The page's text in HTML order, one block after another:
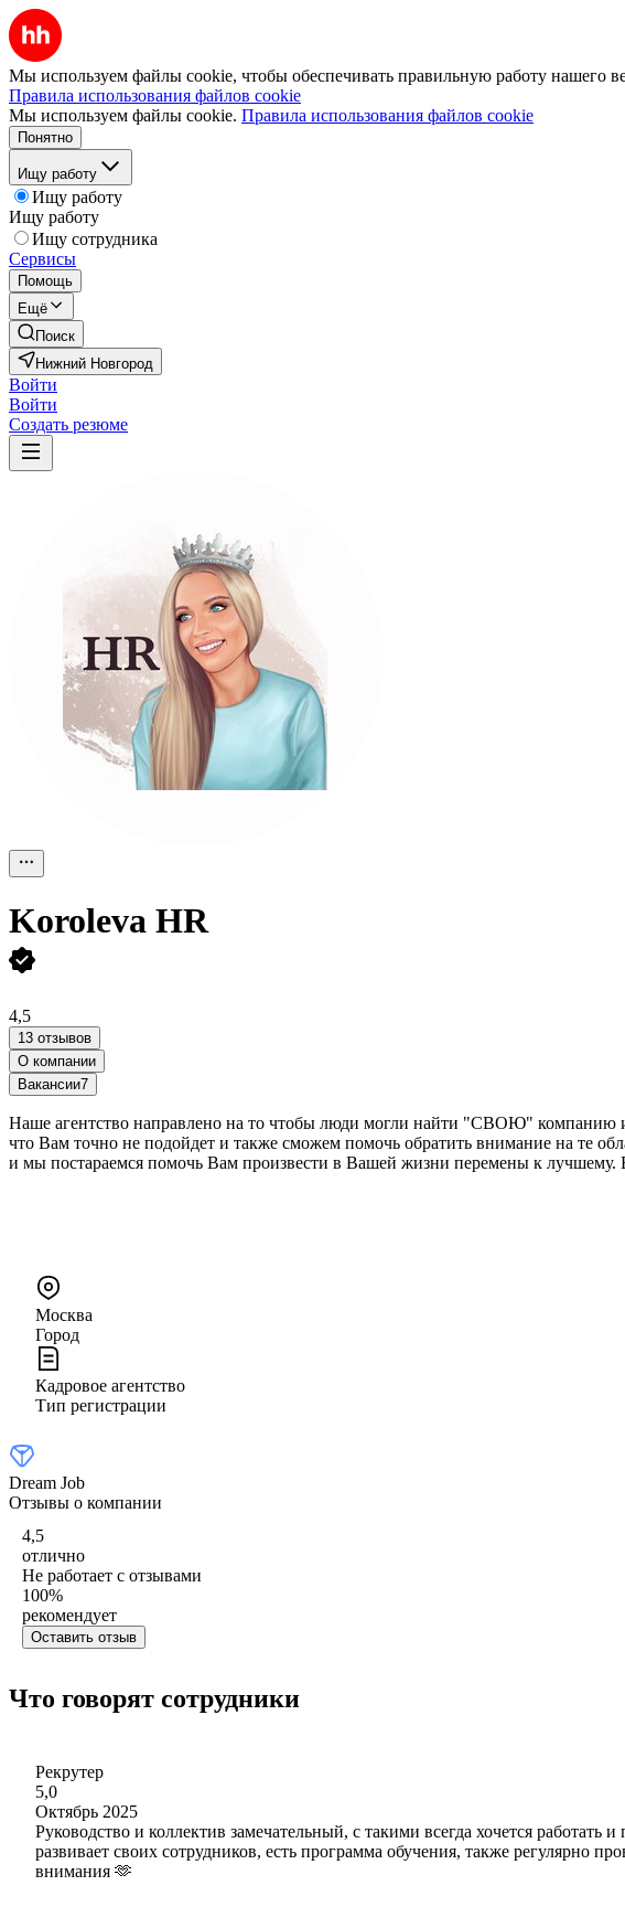
Мы используем файлы cookie, чтобы обеспечивать правильную работу нашего
Правила использования файлов cookie
Мы используем файлы cookie. Правила использования файлов cookie
Понятно
Ищу работу
Ищу работу
Ищу работу
Ищу сотрудника
Сервисы
Помощь
Ещё
Поиск
Нижний Новгород
Войти
Войти
Создать резюме
Koroleva HR
4,5
13 отзывов
О компании
Вакансии7
Наше агентство направлено на то чтобы люди могли найти "СВОЮ"
что Вам точно не подойдет и также сможем помочь обратить внимание на те
и мы постараемся помочь Вам произвести в Вашей жизни перемены к лучшему.
Москва
Город
Кадровое агентство
Тип регистрации
Dream Job
Отзывы о компании
4,5
отлично
Не работает с отзывами
100%
рекомендует
Оставить отзыв
Что говорят сотрудники
Рекрутер
5,0
Октябрь 2025
Руководство и коллектив замечательный, с такими всегда хочется
развивает своих сотрудников, есть программа обучения, также регулярно
внимания 🫶